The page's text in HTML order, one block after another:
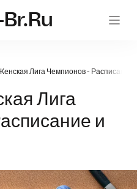
Br.ru
Лига Чемпионов - Расписание
Лига
и